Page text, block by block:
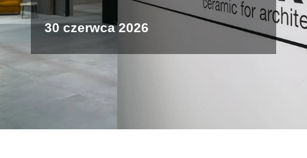
30 czerwca 2026